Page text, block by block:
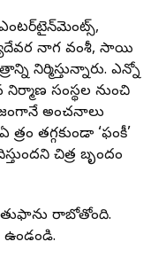
నాగ వంశీ, సాయి
నిర్మిస్తున్నారు. ఎన్నో
సంస్థల నుంచి
అంచనాలు
తగ్గకుండా ‘ఫంకీ’
చిత్ర బృందం
తుఫాను రాబోతోంది.
ఉండండి.